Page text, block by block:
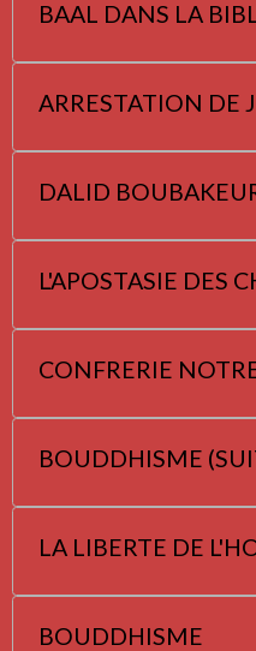
BAAL DANS LA
ARRESTATION DE
DALID
L'APOSTASIE DES
CONFRERIE
BOUDDHISME
LA LIBERTE DE
BOUDDHISME